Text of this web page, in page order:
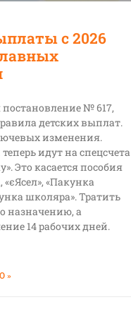
с 2026
№ 617,
детских выплат.
изменения.
идут на спецсчета
Это касается пособия
«єЯсел», «Пакунка
школяра». Тратить
назначению, а
14 рабочих дней.
»